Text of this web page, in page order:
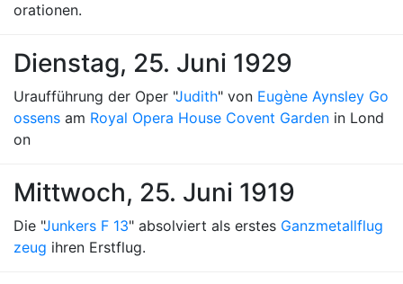
orationen.
Dienstag, 25. Juni 1929
Uraufführung der Oper "Judith" von Eugène Aynsley Go
ossens am Royal Opera House Covent Garden in Lond
on
Mittwoch, 25. Juni 1919
Die "Junkers F 13" absolviert als erstes Ganzmetallflug
zeug ihren Erstflug.